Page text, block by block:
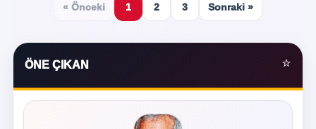
« Önceki 1 2 3 Sonraki »
ÖNE ÇIKAN ⭐